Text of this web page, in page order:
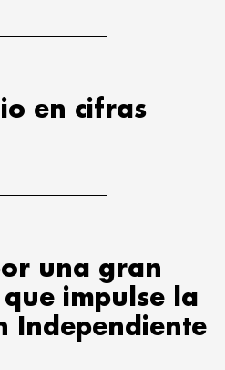
en cifras
una gran
impulse la
Independiente